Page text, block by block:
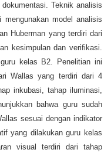
Teknik analisis
model analisis
Huberman yang terdiri dari
kesimpulan dan verifikasi.
kelas B2. Penelitian ini
Wallas yang terdiri dari 4
inkubasi, tahap iluminasi,
bahwa guru sudah
sesuai dengan indikator
yang dilakukan guru kelas
visual terdiri dari tahap